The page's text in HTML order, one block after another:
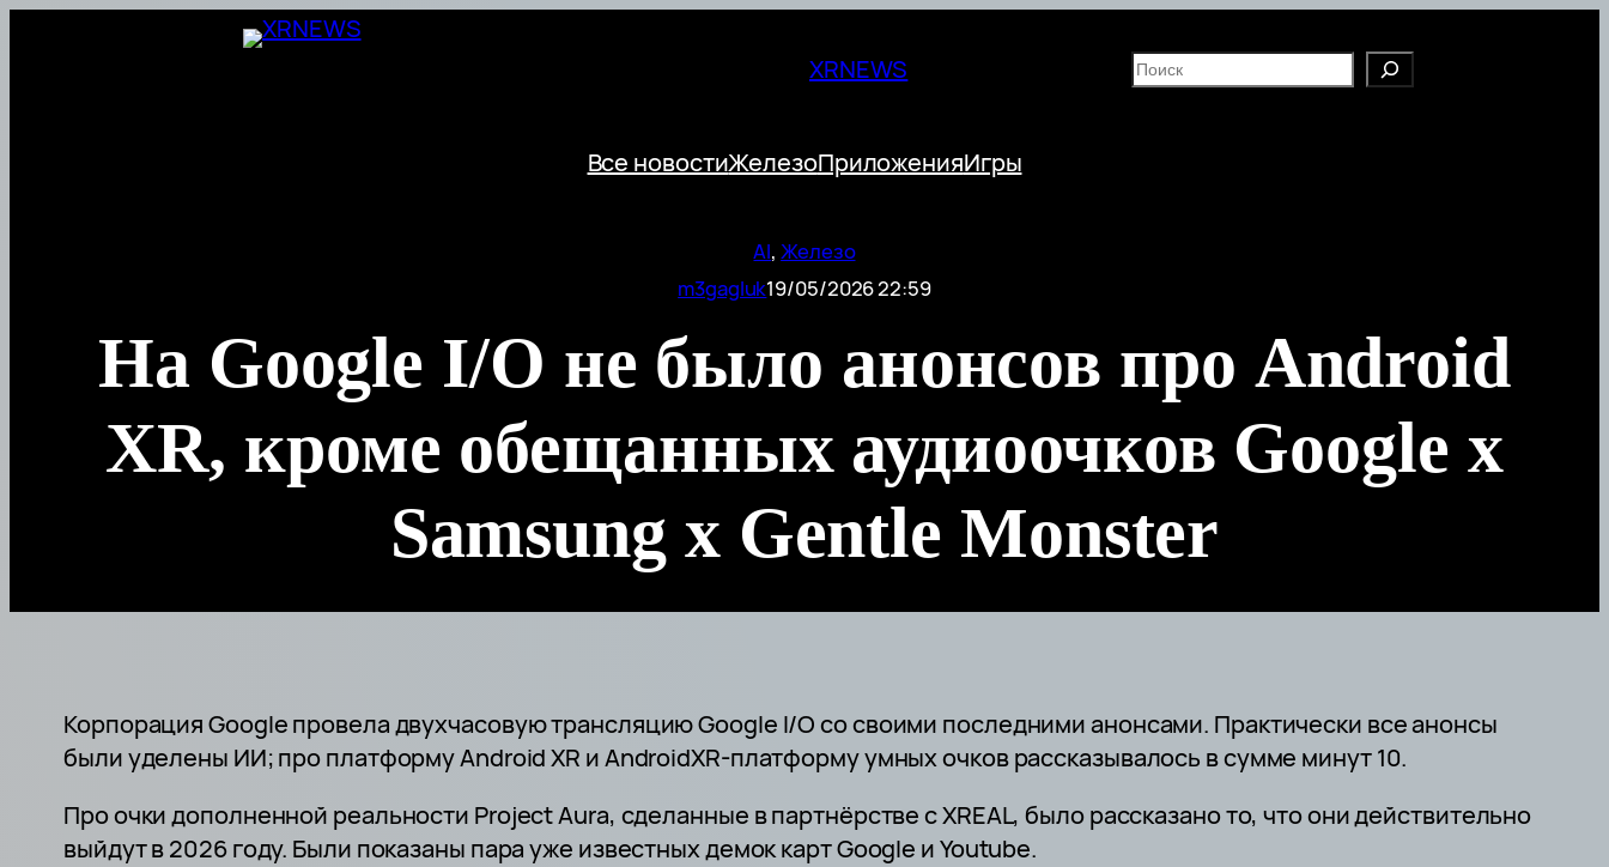
XRNEWS
Все новостиЖелезоПриложенияИгры
AI, Железо
m3gagluk19/05/2026 22:59
На Google I/O не было анонсов про Android
XR, кроме обещанных аудиоочков Google x
Samsung x Gentle Monster
Корпорация Google провела двухчасовую трансляцию Google I/O со своими последними анонсами. Практически все анонсы
были уделены ИИ; про платформу Android XR и AndroidXR-платформу умных очков рассказывалось в сумме минут 10.
Про очки дополненной реальности Project Aura, сделанные в партнёрстве с XREAL, было рассказано то, что они действительно
выйдут в 2026 году. Были показаны пара уже известных демок карт Google и Youtube.